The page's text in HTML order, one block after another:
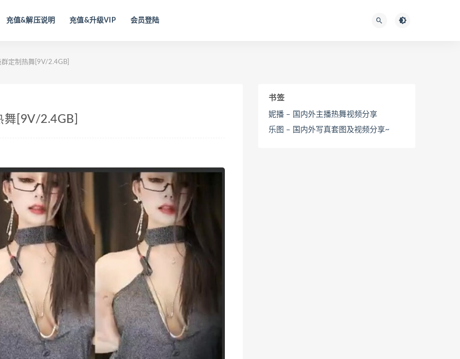
充值&解压说明 充值&升级VIP 会员登陆
定制热舞[9V/2.4GB]
[9V/2.4GB]
书签
妮播 – 国内外主播热舞视频分享
乐图 – 国内外写真套图及视频分享~